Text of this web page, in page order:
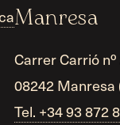
Manresa
Carrer Carrió nº
08242 Manresa
Tel. +34 93 872